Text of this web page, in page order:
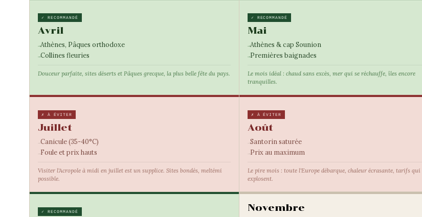
✓ RECOMMANDÉ
Avril
Athènes, Pâques orthodoxe
Collines fleuries
Douceur parfaite, sites déserts et Pâques grecque, la plus belle fête du pays.
✓ RECOMMANDÉ
Mai
Athènes & cap Sounion
Premières baignades
Le mois idéal : chaud sans excès, mer qui se réchauffe, îles encore
tranquilles.
✗ À ÉVITER
Juillet
Canicule (35-40°C)
Foule et prix hauts
Visiter l'Acropole à midi en juillet est un supplice. Sites bondés, meltémi
possible.
✗ À ÉVITER
Août
Santorin saturée
Prix au maximum
Le pire mois : toute l'Europe débarque, chaleur écrasante, tarifs qui
explosent.
✓ RECOMMANDÉ Novembre